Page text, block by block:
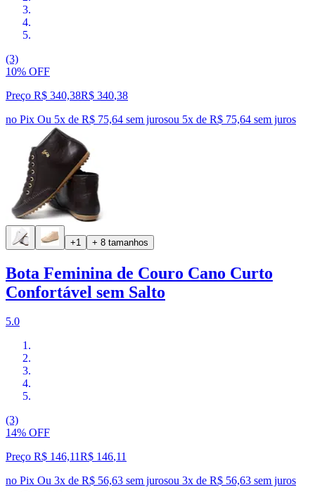
(3)
10% OFF
Preço R$ 340,38R$ 340,38
no Pix Ou 5x de R$ 75,64 sem jurosou 5x de R$ 75,64 sem juros
+1 + 8 tamanhos
Bota Feminina de Couro Cano Curto
Confortável sem Salto
5.0
(3)
14% OFF
Preço R$ 146,11R$ 146,11
no Pix Ou 3x de R$ 56,63 sem jurosou 3x de R$ 56,63 sem juros